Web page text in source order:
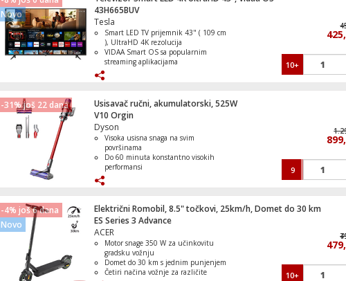
Novo
43H665BUV
Tesla
Smart LED TV prijemnik 43" ( 109 cm
), UltraHD 4K rezolucija
VIDAA Smart OS sa popularnim
streaming aplikacijama
Ugrađeni Wi-Fi, CI+ utor, Optički
digitalni audio izlaz
3 HDMI i 2 USB priključka za
jednostavno povezivanje uređaja
10+
-31% još 22 dana
Usisavač ručni, akumulatorski, 525W
V10 Orgin
Dyson
Visoka usisna snaga na svim
površinama
Do 60 minuta konstantno visokih
performansi
Brzo se pretvara u ručni usisavač
Mehanizam za precizno higijensko
pražnjenje spremnika
9
-4% još 6 dana
Novo
Električni Romobil, 8.5" točkovi, 25km/h, Domet do 30 km
ES Series 3 Advance
ACER
Motor snage 350 W za učinkovitu
gradsku vožnju
Domet do 30 km s jednim punjenjem
Četiri načina vožnje za različite
10+
Aparat za uklanjanje dlačica, Lumea IPL
Series
Televizor Smart QLED 1000Hz 4K
55", Google TV